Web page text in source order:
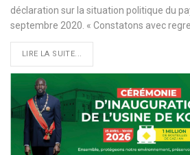
déclaration sur la situation politique du
septembre 2020. « Constatons avec
LIRE LA SUITE...